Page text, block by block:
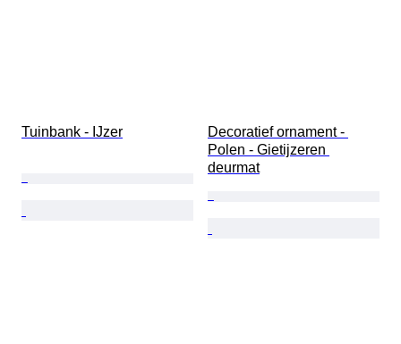
Tuinbank - IJzer
Decoratief ornament -
Polen - Gietijzeren
deurmat